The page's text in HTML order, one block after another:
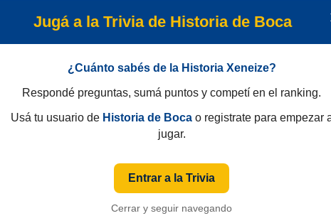
Torneo Clausura 1994
Jugá a la Trivia de Historia de Boca
¿Cuánto sabés de la Historia Xeneize?
Respondé preguntas, sumá puntos y competí en el ranking.
Usá tu usuario de Historia de Bocao registrate para empezar
jugar.
Entrar a la Trivia
Cerrar y seguir navegando